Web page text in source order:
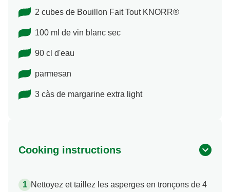
2 cubes de Bouillon Fait Tout KNORR®
100 ml de vin blanc sec
90 cl d'eau
parmesan
3 càs de margarine extra light
Cooking instructions
Nettoyez et taillez les asperges en tronçons de 4